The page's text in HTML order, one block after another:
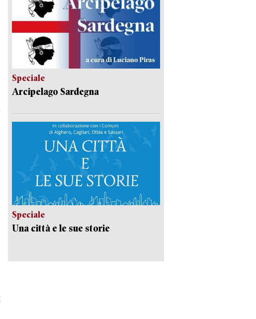
Speciale
Arcipelago Sardegna
Speciale
Una città e le sue storie